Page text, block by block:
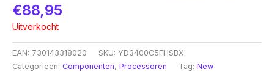
€88,95
Uitverkocht
EAN: 730143318020 SKU: YD3400C5FHSBX
Categorieën: Componenten, Processoren Tag: New